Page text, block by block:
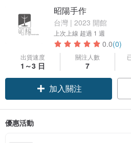
昭陽手作
台灣 | 2023 開館
上次上線 超過 1 週
0.0(0)
出貨速度
1～3 日
關注人數
7
加入關注
優惠活動